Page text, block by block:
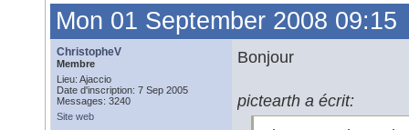
Mon 01 September 2008 09:15
ChristopheV
Membre
Lieu: Ajaccio
Date d'inscription: 7 Sep 2005
Messages: 3240
Site web
Bonjour
pictearth a écrit: